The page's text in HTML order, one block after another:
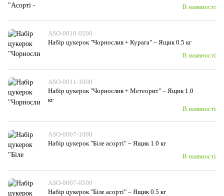
В наявності
ASO-0010-0500
Набiр цукерок "Чорнослив + Курага" – Ящик 0.5 кг
В наявності
ASO-0011-1000
Набiр цукерок "Чорнослив + Метеорит" – Ящик 1.0
кг
В наявності
ASO-0007-1000
Набiр цукерок "Біле асорті" – Ящик 1.0 кг
В наявності
ASO-0007-0500
Набiр цукерок "Біле асорті" – Ящик 0.5 кг